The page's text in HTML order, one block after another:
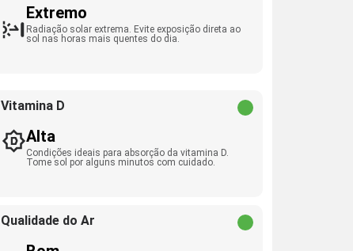
Extremo
Radiação solar extrema. Evite exposição direta ao
sol nas horas mais quentes do dia.
Vitamina D
Alta
Condições ideais para absorção da vitamina D.
Tome sol por alguns minutos com cuidado.
Qualidade do Ar